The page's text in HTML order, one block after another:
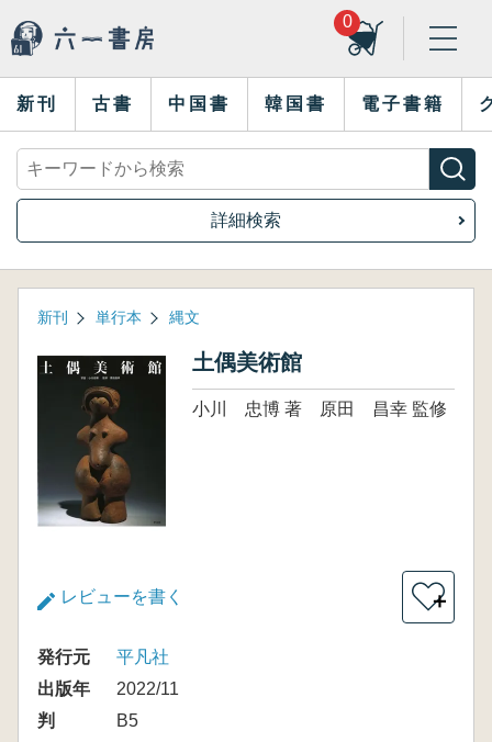
0
新刊 古書 中国書 韓国書 電子書籍
詳細検索
新刊 単行本 縄文
土偶美術館
小川 忠博 著 原田 昌幸 監修
レビューを書く ＋
発行元
平凡社
出版年
2022/11
判
B5